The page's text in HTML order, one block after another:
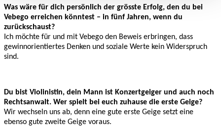
Was wäre für dich persönlich der grösste Erfolg, den du bei
Vebego erreichen könntest – in fünf Jahren, wenn du
zurückschaust?
Ich möchte für und mit Vebego den Beweis erbringen, dass
gewinnorientiertes Denken und soziale Werte kein Widerspruch
sind.
Du bist Violinistin, dein Mann ist Konzertgeiger und auch noch
Rechtsanwalt. Wer spielt bei euch zuhause die erste Geige?
Wir wechseln uns ab, denn eine gute erste Geige setzt eine
ebenso gute zweite Geige voraus.